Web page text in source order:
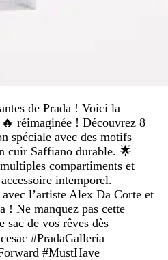
de Prada ! Voici la
réimaginée ! Découvrez 8
spéciale avec des motifs
cuir Saffiano durable. 🌟
compartiments et
intemporel.
l’artiste Alex Da Corte et
! Ne manquez pas cette
sac de vos rêves dès
#PradaGalleria
#MustHave